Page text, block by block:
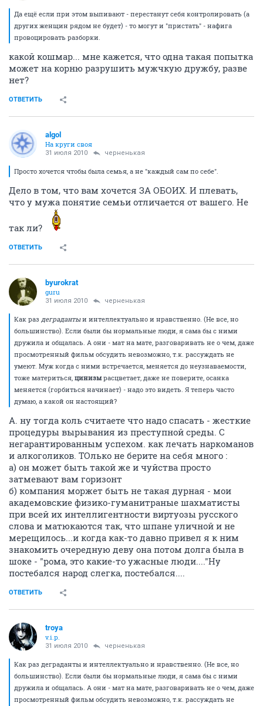
Да ещё если при этом выпивают - перестанут себя контролировать (а
других женщин рядом не будет) - то могут и "пристать" - нафига
провоцировать разборки.
какой кошмар... мне кажется, что одна такая попытка
может на корню разрушить мужчкую дружбу, разве
нет?
ОТВЕТИТЬ
algol
На круги своя
31 июля 2010 черненькая
Просто хочется чтобы была семья, а не "каждый сам по себе".
Дело в том, что вам хочется ЗА ОБОИХ. И плевать,
что у мужа понятие семьи отличается от вашего. Не
так ли?
ОТВЕТИТЬ
byurokrat
guru
31 июля 2010 черненькая
Как раз деградантыи интеллектуально и нравственно. (Не все, но
большинство). Если были бы нормальные люди, я сама бы с ними
дружила и общалась. А они - мат на мате, разговаривать не о чем, даже
просмотренный фильм обсудить невозможно, т.к. рассуждать не
умеют. Муж когда с ними встречается, меняется до неузнаваемости,
тоже материться, цинизмрасцветает, даже не поверите, осанка
меняется (горбиться начинает) - надо это видеть. Я теперь часто
думаю, а какой он настоящий?
А. ну тогда коль считаете что надо спасать - жесткие
процедуры вырывания из преступной среды. С
негарантированным успехом. как лечать наркоманов
и алкоголиков. ТОлько не берите на себя много :
а) он может быть такой же и чуйства просто
затмевают вам горизонт
б) компания моржет быть не такая дурная - мои
академовские физико-гуманитраные шахматисты
при всей их интеллигентности виртуозы русского
слова и матюкаются так, что шпане уличной и не
мерещилось...и когда как-то давно привел я к ним
знакомить очередную деву она потом долга была в
шоке - "рома, это какие-то ужасные люди...."Ну
постебался народ слегка, постебался....
ОТВЕТИТЬ
troya
v.i.p.
31 июля 2010 черненькая
Как раз деграданты и интеллектуально и нравственно. (Не все, но
большинство). Если были бы нормальные люди, я сама бы с ними
дружила и общалась. А они - мат на мате, разговаривать не о чем, даже
просмотренный фильм обсудить невозможно, т.к. рассуждать не